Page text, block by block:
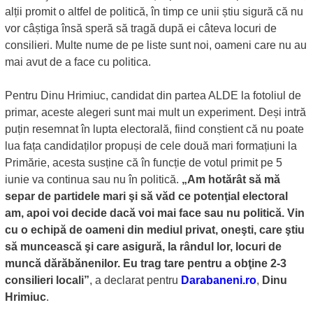
alții promit o altfel de politică, în timp ce unii știu sigură că nu
vor câștiga însă speră să tragă după ei câteva locuri de
consilieri. Multe nume de pe liste sunt noi, oameni care nu au
mai avut de a face cu politica.
Pentru Dinu Hrimiuc, candidat din partea ALDE la fotoliul de
primar, aceste alegeri sunt mai mult un experiment. Deși intră
puțin resemnat în lupta electorală, fiind conștient că nu poate
lua fața candidaților propuși de cele două mari formațiuni la
Primărie, acesta susține că în funcție de votul primit pe 5
iunie va continua sau nu în politică. „Am hotărât să mă
separ de partidele mari şi să văd ce potenţial electoral
am, apoi voi decide dacă voi mai face sau nu politică. Vin
cu o echipă de oameni din mediul privat, oneşti, care ştiu
să muncească şi care asigură, la rândul lor, locuri de
muncă dărăbănenilor. Eu trag tare pentru a obţine 2-3
consilieri locali”, a declarat pentru Darabaneni.ro, Dinu
Hrimiuc.